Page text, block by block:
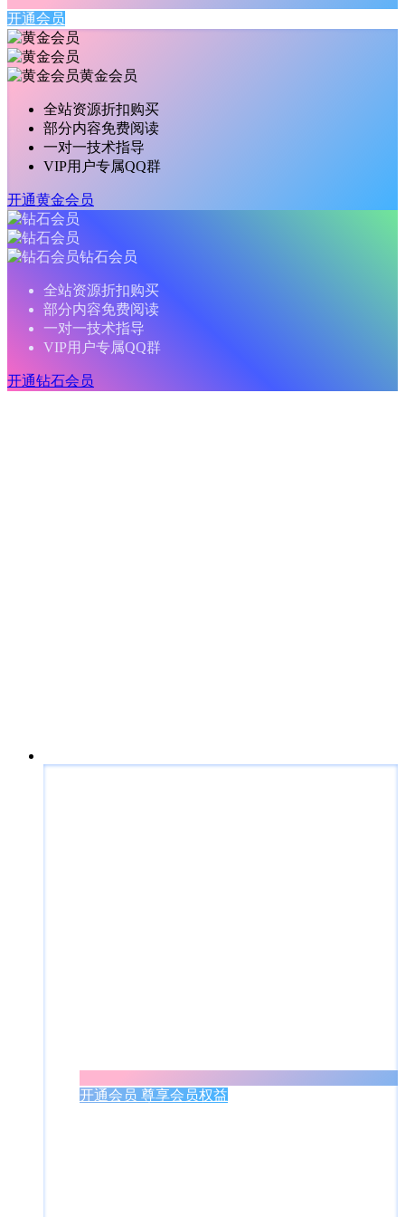
开通会员
黄金会员
全站资源折扣购买
部分内容免费阅读
一对一技术指导
VIP用户专属QQ群
开通黄金会员
钻石会员
全站资源折扣购买
部分内容免费阅读
一对一技术指导
VIP用户专属QQ群
开通钻石会员
开通会员 尊享会员权益